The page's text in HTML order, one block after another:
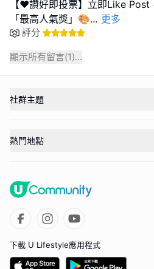
【❤️讚好即投票】立即Like
「最高人氣獎」🎨... 更多
評分
顯示所有留言(1)...
社群主題
熱門地點
下載 U Lifestyle應用程式